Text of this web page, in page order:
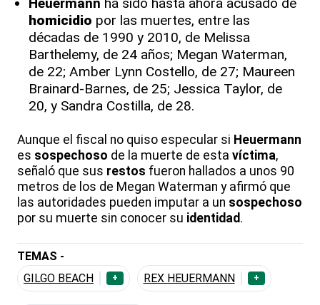
homicidio por las muertes, entre las
décadas de 1990 y 2010, de Melissa
Barthelemy, de 24 años; Megan Waterman,
de 22; Amber Lynn Costello, de 27; Maureen
Brainard-Barnes, de 25; Jessica Taylor, de
20, y Sandra Costilla, de 28.
Aunque el fiscal no quiso especular si Heuermann
es sospechoso de la muerte de esta víctima,
señaló que sus restos fueron hallados a unos 90
metros de los de Megan Waterman y afirmó que
las autoridades pueden imputar a un sospechoso
por su muerte sin conocer su identidad .
TEMAS -
GILGO BEACH
+ REX HEUERMANN +